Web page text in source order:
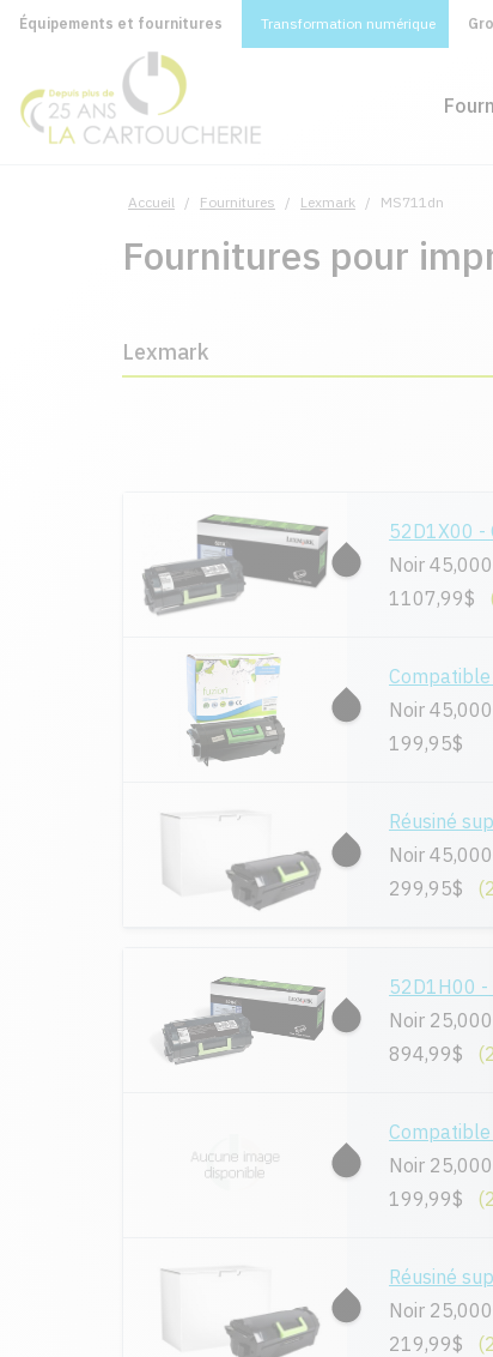
Équipements et fournitures Transformation numérique
Accueil / Fournitures / Lexmark / MS711dn
Fournitures pour
Lexmark
52D1X00 -
Noir
1107,99$
Noir
199,95$
Réusiné
Noir
299,95$
52D1H00 -
Noir
894,99$
Noir
199,99$
Réusiné
Noir
219,99$